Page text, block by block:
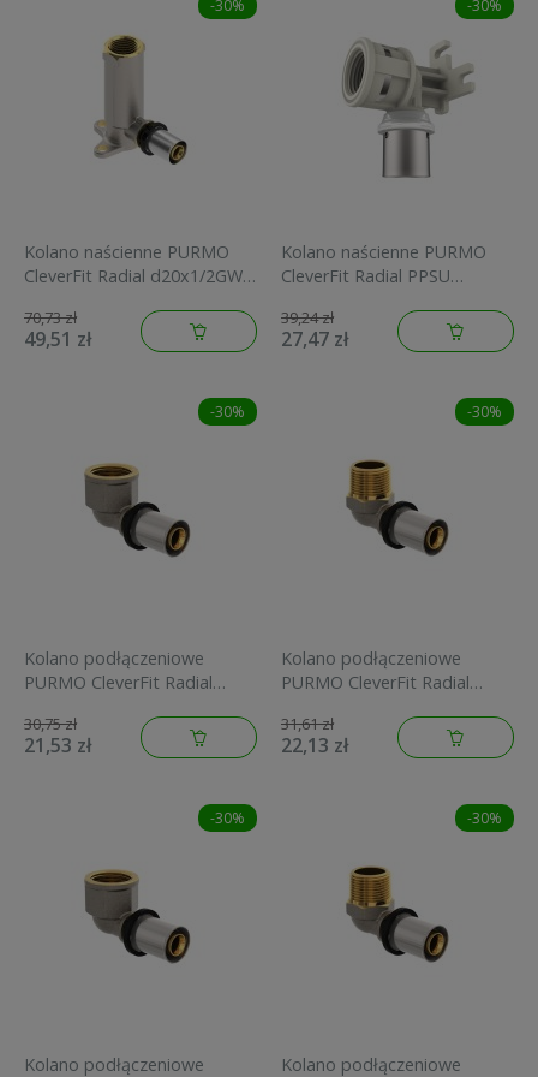
-30%
Kolano naścienne PURMO
CleverFit Radial d20x1/2GW
FAZ4W12F20A078E0
70,73 zł
49,51 zł
-30%
Kolano naścienne PURMO
CleverFit Radial PPSU
FAZ8W12F16A000G0
39,24 zł
27,47 zł
-30%
Kolano podłączeniowe
PURMO CleverFit Radial
FAZ4E12F16A000E0
30,75 zł
21,53 zł
-30%
Kolano podłączeniowe
PURMO CleverFit Radial
FAZ4E12M16A000E0
31,61 zł
22,13 zł
-30%
Kolano podłączeniowe
-30%
Kolano podłączeniowe